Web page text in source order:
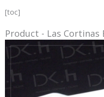
[toc]
Product - Las Cortinas